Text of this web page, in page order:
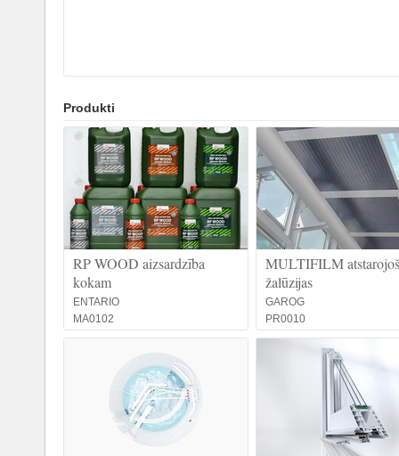
Produkti
RP WOOD aizsardzība
kokam
ENTARIO
MA0102
MULTIFILM
žalūzijas
GAROG
PR0010